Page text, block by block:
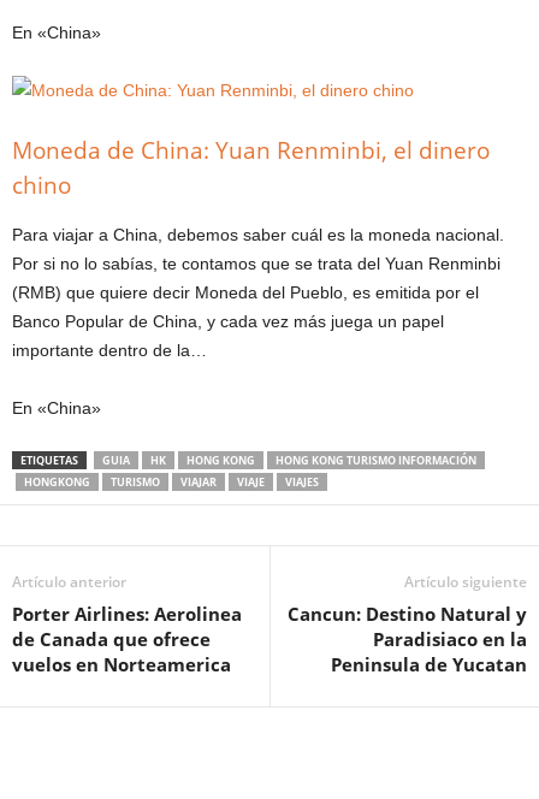
En «China»
Moneda de China: Yuan Renminbi, el dinero
chino
Para viajar a China, debemos saber cuál es la moneda nacional.
Por si no lo sabías, te contamos que se trata del Yuan Renminbi
(RMB) que quiere decir Moneda del Pueblo, es emitida por el
Banco Popular de China, y cada vez más juega un papel
importante dentro de la…
En «China»
ETIQUETAS GUIA HK HONG KONG
HONG KONG TURISMO INFORMACIÓN
HONGKONG
TURISMO VIAJAR VIAJE VIAJES
Artículo anterior
Porter Airlines: Aerolinea
de Canada que ofrece
vuelos en Norteamerica
Artículo siguiente
Cancun: Destino Natural y
Paradisiaco en la
Peninsula de Yucatan